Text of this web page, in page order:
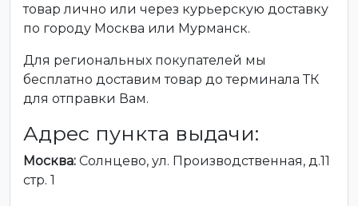
товар лично или через курьерскую доставку
по городу Москва или Мурманск.
Для региональных покупателей мы
бесплатно доставим товар до терминала ТК
для отправки Вам.
Адрес пункта выдачи:
Москва: Солнцево, ул. Производственная, д.11
стр. 1